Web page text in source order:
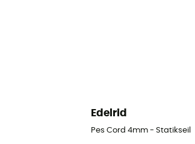
Edelrid
Pes Cord 4mm - Statikseil